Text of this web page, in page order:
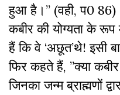
हुआ है।’’ (वही, प0 86)
कबीर की योग्यता के रूप
हैं कि वे ‘अछूत’थे! इसी
फिर कहते हैं, ”क्या
जिनका जन्म ब्राह्मणों